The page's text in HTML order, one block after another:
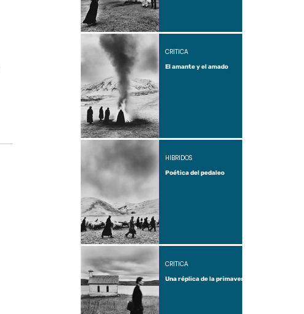
El amante y el amado
CRÍTICA
Poética del pedaleo
HÍBRIDOS
Una réplica de la primavera
CRÍTICA